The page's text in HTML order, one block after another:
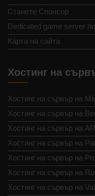
Станете Спонсор
Dedicated game server
Карта на сайта
Хостинг на
Хостинг на сървър на
Хостинг на сървър на
Хостинг на сървър на
Хостинг на сървър на
Хостинг на сървър на
Хостинг на сървър на
Хостинг на сървър на